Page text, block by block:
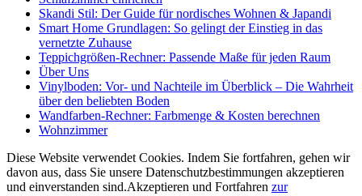
Skandi Stil: Der Guide für nordisches Wohnen & Japandi
Smart Home Grundlagen: So gelingt der Einstieg in das
vernetzte Zuhause
Teppichgrößen-Rechner: Passende Maße für jeden Raum
Über Uns
Vinylboden: Vor- und Nachteile im Überblick – Die Wahrheit
über den beliebten Boden
Wandfarben-Rechner: Farbmenge & Kosten berechnen
Wohnzimmer
Diese Website verwendet Cookies. Indem Sie fortfahren, gehen wir
davon aus, dass Sie unsere Datenschutzbestimmungen akzeptieren
und einverstanden sind.Akzeptieren und Fortfahren zur